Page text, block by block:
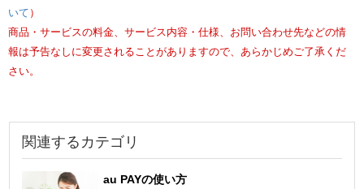
いて ）
商品・サービスの料金、サービス内容・仕様、お問い合わせ先などの情
報は予告なしに変更されることがありますので、あらかじめご了承くだ
さい。
関連するカテゴリ
au PAYの使い方